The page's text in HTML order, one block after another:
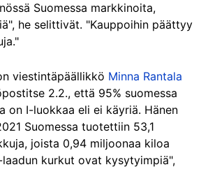
Suomessa markkinoita,
he selittivät. "Kauppoihin päättyy
viestintäpäällikkö Minna Rantala
2.2., että 95% suomessa
on I-luokkaa eli ei käyriä. Hänen
Suomessa tuotettiin 53,1
joista 0,94 miljoonaa kiloa
kurkut ovat kysytyimpiä",